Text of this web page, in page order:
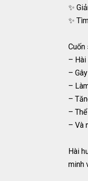
✨
✨
Cuốn
– Hài
–
–
–
–
– Và
Hài
minh